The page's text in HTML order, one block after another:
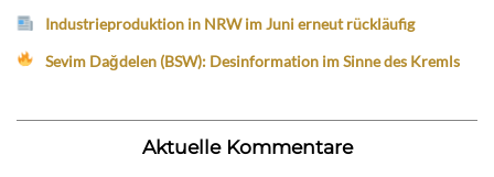
Industrieproduktion in NRW im Juni erneut rückläufig
Sevim Dağdelen (BSW): Desinformation im Sinne des Kremls
Aktuelle Kommentare